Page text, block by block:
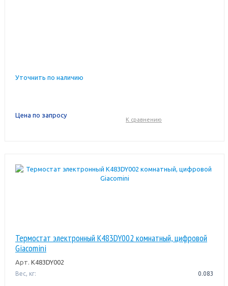
Уточнить по наличию
Цена по запросу
К сравнению
Термостат электронный K483DY002 комнатный, цифровой
Giacomini
Арт. K483DY002
Вес, кг: 0.083